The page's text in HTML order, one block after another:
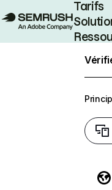
Tarifs